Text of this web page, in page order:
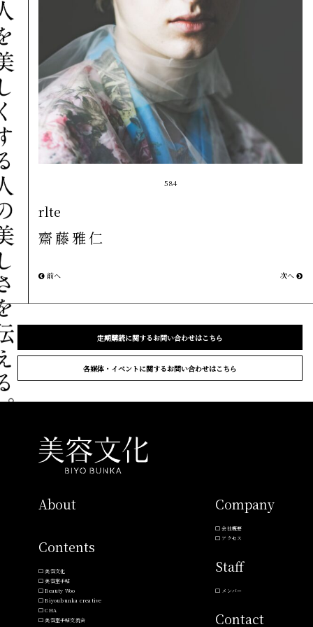
584
rlte
齋藤雅仁
前へ 次へ
定期購読に関するお問い合わせはこちら
各媒体・イベントに関するお問い合わせはこちら
About
Contents
美容文化
美容室手帖
Beauty Woo
Biyoubunka creative
CHA
美容室手帖交流会
Company
会社概要
アクセス
Staff
メンバー
Contact